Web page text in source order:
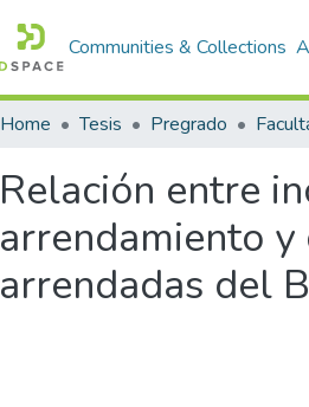
Communities & Collections
Home Tesis Pregrado
Relación entre
arrendamiento
arrendadas del